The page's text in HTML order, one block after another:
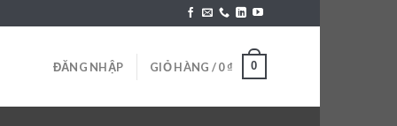
ĐĂNG NHẬP GIỎ HÀNG /0₫ 0